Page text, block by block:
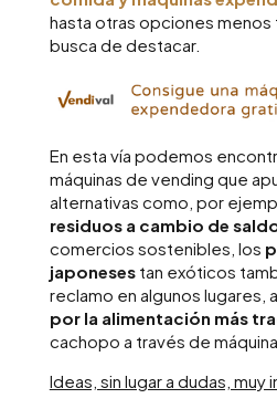
hasta otras opciones menos
busca de destacar.
En esta vía podemos
máquinas de vending que
alternativas como, por
residuos a cambio de
comercios sostenibles, los
japonesestan exóticos
reclamo en algunos lugares,
por la alimentación más
cachopo a través de
Ideas, sin lugar a dudas, muy